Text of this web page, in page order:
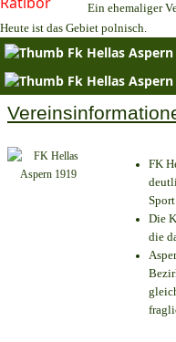
Ein ehemaliger
Heute ist das Gebiet polnisch.
FK
Die
die